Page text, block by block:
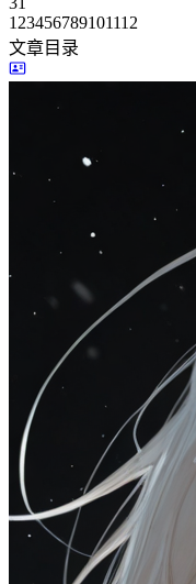
1 23456789101112
文章目录